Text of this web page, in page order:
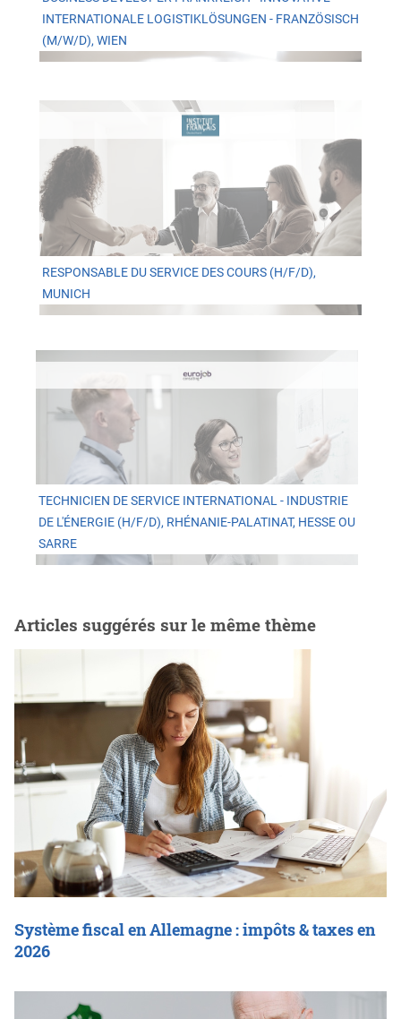
INTERNATIONALE LOGISTIKLÖSUNGEN - FRANZÖSISCH
(M/W/D), WIEN
RESPONSABLE DU SERVICE DES COURS (H/F/D),
MUNICH
TECHNICIEN DE SERVICE INTERNATIONAL - INDUSTRIE
DE L'ÉNERGIE (H/F/D), RHÉNANIE-PALATINAT, HESSE OU
SARRE
Articles suggérés sur le même thème
Système fiscal en Allemagne : impôts & taxes en
2026